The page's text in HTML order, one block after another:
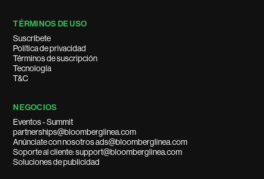
TÉRMINOS DE USO
Suscríbete
Política de privacidad
Términos de suscripción
Tecnología
T&C
NEGOCIOS
Eventos - Summit
partnerships@bloomberglinea.com
Anúnciate con nosotros ads@bloomberglinea.com
Soporte al cliente: support@bloomberglinea.com
Soluciones de publicidad